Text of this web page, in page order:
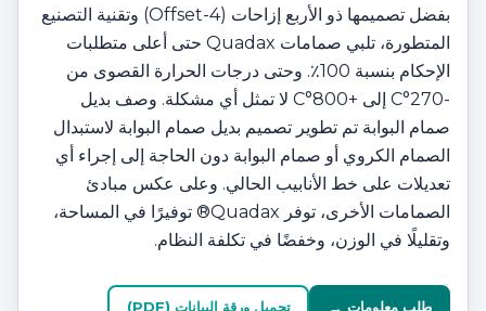
بفضل تصميمها ذو الأربع إزاحات (4-Offset) وتقنية التصنيع
المتطورة، تلبي صمامات Quadax حتى أعلى متطلبات
الإحكام بنسبة 100٪. وحتى درجات الحرارة القصوى من
-270°C إلى +800°C لا تمثل أي مشكلة. وصف بديل
صمام البوابة تم تطوير تصميم بديل صمام البوابة لاستبدال
الصمام الكروي أو صمام البوابة دون الحاجة إلى إجراء أي
تعديلات على خط الأنابيب الحالي. وعلى عكس مبادئ
الصمامات الأخرى، توفر Quadax® توفيرًا في المساحة،
وتقليلًا في الوزن، وخفضًا في تكلفة النظام.
طلب معلومات → تحميل ورقة البيانات (PDF)